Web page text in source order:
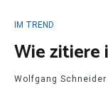
IM TREND
Wie zitiere
Wolfgang Schneider